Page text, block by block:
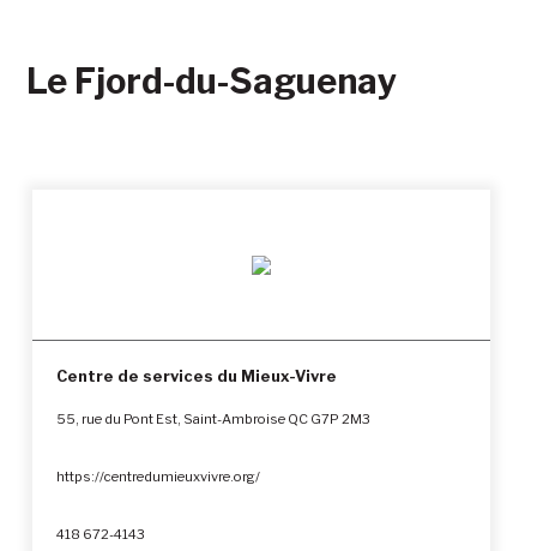
Le Fjord-du-Saguenay
Centre de services du Mieux-Vivre
55, rue du Pont Est, Saint-Ambroise QC G7P 2M3
https://centredumieuxvivre.org/
418 672-4143